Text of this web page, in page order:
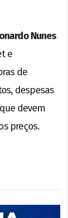
Nunes
e
de
despesas
devem
preços.